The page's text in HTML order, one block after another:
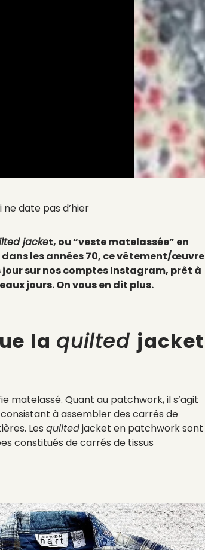
date pas d’hier
jacket, ou “veste matelassée” en
les années 70, ce vêtement/œuvre
sur nos comptes Instagram, prêt à
jours. On vous en dit plus.
la quilted jacket
matelassé. Quant au patchwork, il s’agit
à assembler des carrés de
Lesquiltedjacket en patchwork sont
constitués de carrés de tissus